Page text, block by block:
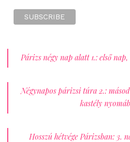
Párizs négy nap alatt 1.: első
Négynapos párizsi túra 2.:
kastély
Hosszú hétvége Párizsban: 3.